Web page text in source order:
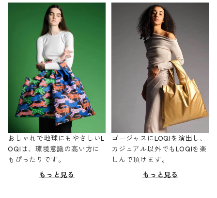
おしゃれで地球にもやさしいL
OQIは、環境意識の高い方に
もぴったりです。
もっと見る
ゴージャスにLOQIを演出し、
カジュアル以外でもLOQIを楽
しんで頂けます。
もっと見る